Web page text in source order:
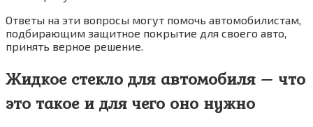
Ответы на эти вопросы могут помочь автомобилистам,
подбирающим защитное покрытие для своего авто,
принять верное решение.
Жидкое стекло для автомобиля – что
это такое и для чего оно нужно